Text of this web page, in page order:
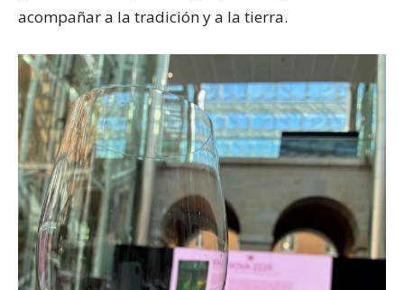
acompañar a la tradición y a la tierra.